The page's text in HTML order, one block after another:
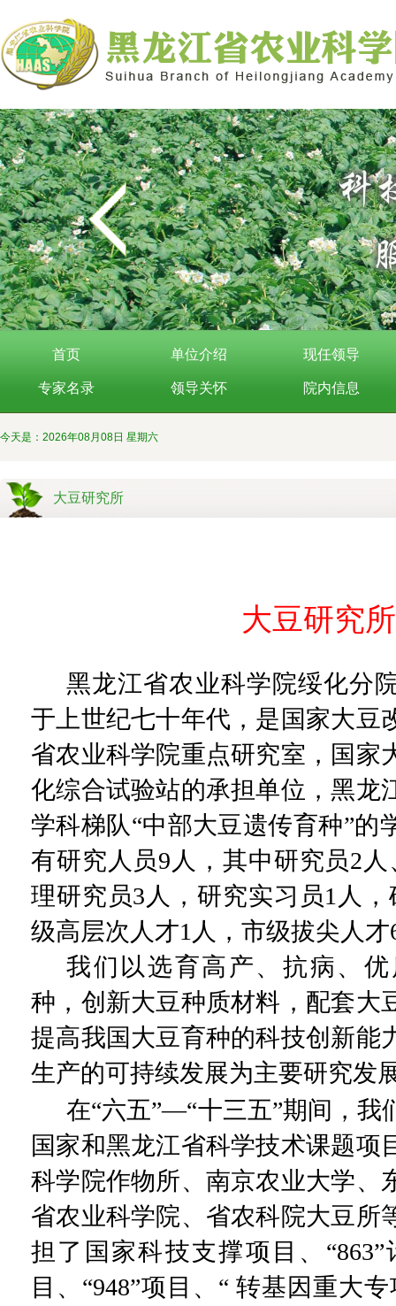
首页 单位介绍 现任领导
专家名录 领导关怀 院内信息
今天是：2026年08月08日 星期六
大豆研究所
大豆研究所
黑龙江省农业科学院绥化分
于上世纪七十年代，是国家大豆
省农业科学院重点研究室，国家
化综合试验站的承担单位，黑龙
学科梯队“中部大豆遗传育种”的
有研究人员9 人，其中研究员2
理研究员3 人，研究实习员1 人
级高层次人才1 人，市级拔尖人才
我们以选育高产、抗病、
种，创新大豆种质材料，配套大
提高我国大豆育种的科技创新能
生产的可持续发展为主要研究发
在“六五”—“十三五”期间，我
国家和黑龙江省科学技术课题项
科学院作物所、南京农业大学、
省农业科学院、省农科院大豆所
担了国家科技支撑项目、 “863”
目、 “948”项目、 “ 转基因重大专